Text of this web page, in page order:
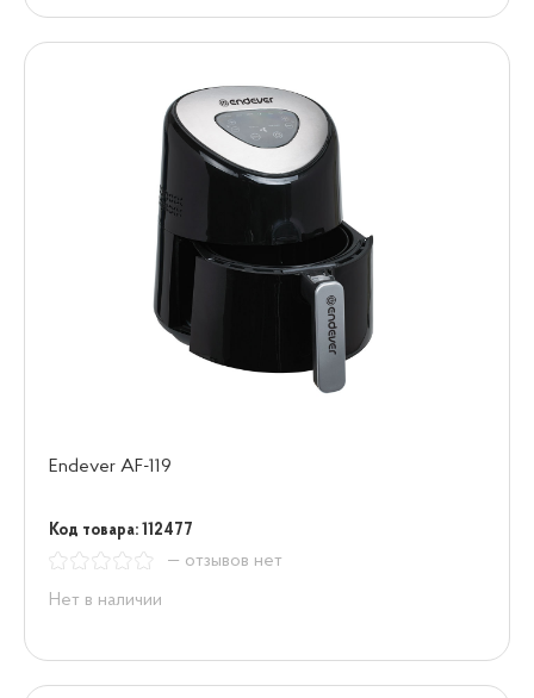
Endever AF-119
Код товара: 112477
— отзывов нет
Нет в наличии